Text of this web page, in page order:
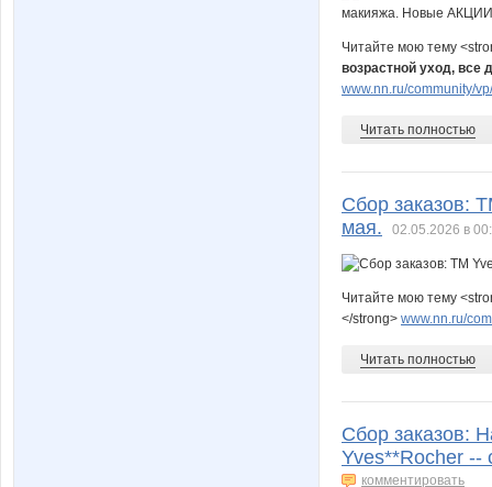
Читайте мою тему
возрастной уход,
www.nn.ru/community/
Читать полностью
Сбор заказов:
мая.
02.05.2026 в
Читайте мою тему
</strong> www.nn.ru/
Читать полностью
Сбор заказов:
Yves**Rocher --
комментировать